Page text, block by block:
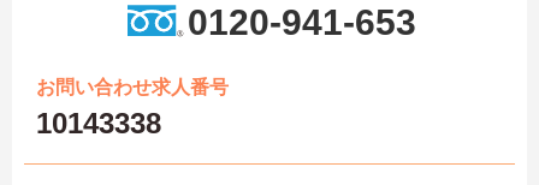
0120-941-653
お問い合わせ求人番号
10143338